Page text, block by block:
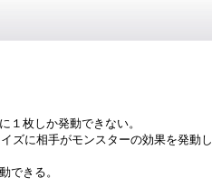
１枚しか発動できない。
ズに相手がモンスターの効果を発動し
できる。